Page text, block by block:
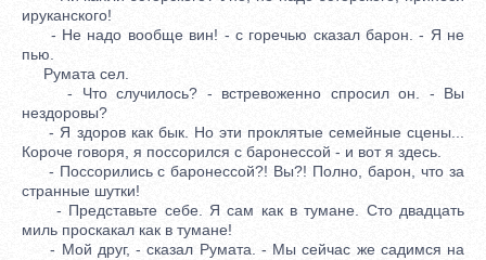
ируканского!
- Не надо вообще вин! - с горечью сказал барон. - Я не
пью.
Румата сел.
- Что случилось? - встревоженно спросил он. - Вы
нездоровы?
- Я здоров как бык. Но эти проклятые семейные сцены...
Короче говоря, я поссорился с баронессой - и вот я здесь.
- Поссорились с баронессой?! Вы?! Полно, барон, что за
странные шутки!
- Представьте себе. Я сам как в тумане. Сто двадцать
миль проскакал как в тумане!
- Мой друг, - сказал Румата. - Мы сейчас же садимся на